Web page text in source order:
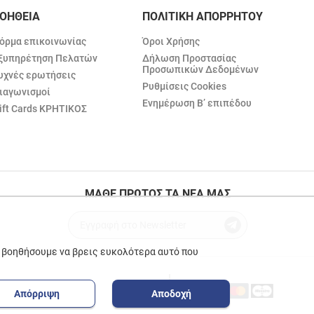
επικοινωνίας
Πελατών
ερωτήσεις
Cards ΚΡΗΤΙΚΟΣ
ΠΟΛΙΤΙΚΗ ΑΠΟΡΡΗΤΟΥ
Όροι Χρήσης
Δήλωση Προστασίας
Προσωπικών Δεδομένων
Ρυθμίσεις Cookies
Ενημέρωση Β’ επιπέδου
ΜΑΘΕ ΠΡΩΤΟΣ ΤΑ ΝΕΑ ΜΑΣ
να βρεις ευκολότερα αυτό που
Απόρριψη Αποδοχή